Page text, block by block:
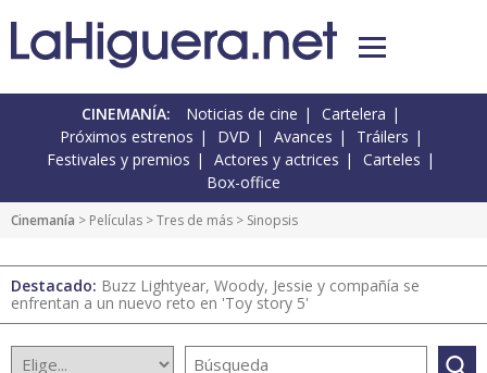
CINEMANÍA: Noticias de cine
Cartelera
Próximos estrenos
DVD Avances
Tráilers
Festivales y premios
Actores y actrices
Carteles
Box-office
Cinemanía > Películas >Tres de más > Sinopsis
Destacado: Buzz Lightyear, Woody, Jessie y compañía se
enfrentan a un nuevo reto en 'Toy story 5'